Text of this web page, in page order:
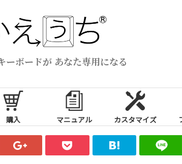
ーボードが あなた専用になる
購入 マニュアル カスタマイズ